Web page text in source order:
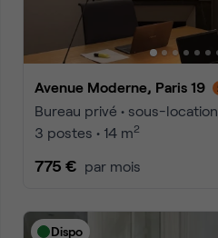
Avenue Moderne, Paris 19
Bureau privé • sous-location
3 postes • 14 m2
775 € par mois
Dispo